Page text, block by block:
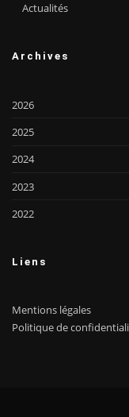
Actualités
Archives
2026
2025
2024
2023
2022
Liens
Mentions légales
Politique de